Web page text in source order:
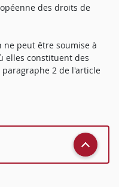
des droits de
peut être soumise à
elles constituent des
2 de l'article